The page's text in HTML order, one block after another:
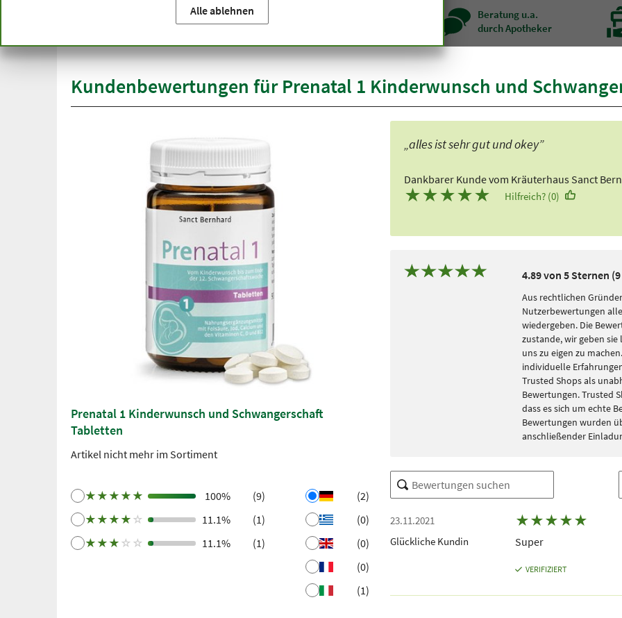
versandkostenfrei
Beratung u.a.
durch Apotheker
Kundenbewertungen für Prenatal 1 Kinderwunsch und
Prenatal 1 Kinderwunsch und Schwangerschaft
Tabletten
Artikel nicht mehr im Sortiment
★ ★ ★ ★ ★ 100%
(9)
★ ★ ★ ★ ☆ 11.1%
(1)
★ ★ ★ ☆ ☆ 11.1% (1)
(2)
(0)
(0)
(0)
(1)
„alles ist sehr gut und okey”
Dankbarer Kunde vom Kräuterhaus Sanct
★★★★★ Hilfreich? (0)
4.89 von 5 Sternen
Aus rechtlichen
Nutzerbewertungen
wiedergeben. Die
zustande, wir geben
uns zu eigen zu
individuelle
Trusted Shops als
Bewertungen. Trusted
dass es sich um echte
Bewertungen wurden
anschließender
23.11.2021
Glückliche Kundin
★★★★★
Super
VERIFIZIERT
Alle ablehnen